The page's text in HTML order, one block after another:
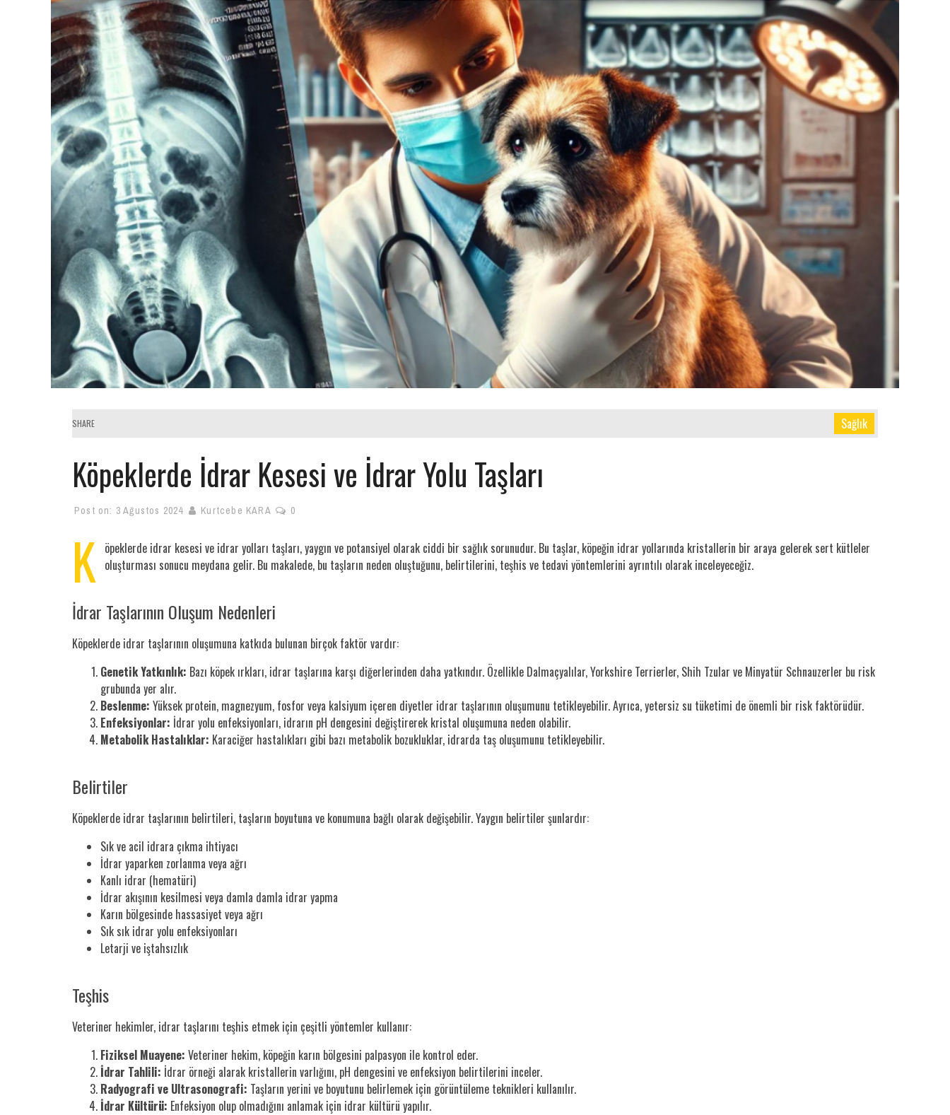
SHARE Sağlık
Köpeklerde İdrar Kesesi ve İdrar Yolu Taşları
Post on: 3 Ağustos 2024 Kurtcebe KARA 0
K öpeklerde idrar kesesi ve idrar yolları taşları, yaygın ve potansiyel olarak ciddi bir sağlık sorunudur. Bu taşlar, köpeğin idrar yollarında kristallerin bir araya gelerek sert kütleler
oluşturması sonucu meydana gelir. Bu makalede, bu taşların neden oluştuğunu, belirtilerini, teşhis ve tedavi yöntemlerini ayrıntılı olarak inceleyeceğiz.
İdrar Taşlarının Oluşum Nedenleri
Köpeklerde idrar taşlarının oluşumuna katkıda bulunan birçok faktör vardır:
Genetik Yatkınlık: Bazı köpek ırkları, idrar taşlarına karşı diğerlerinden daha yatkındır. Özellikle Dalmaçyalılar, Yorkshire Terrierler, Shih Tzular ve Minyatür Schnauzerler bu risk
grubunda yer alır.
Beslenme: Yüksek protein, magnezyum, fosfor veya kalsiyum içeren diyetler idrar taşlarının oluşumunu tetikleyebilir. Ayrıca, yetersiz su tüketimi de önemli bir risk faktörüdür.
Enfeksiyonlar: İdrar yolu enfeksiyonları, idrarın pH dengesini değiştirerek kristal oluşumuna neden olabilir.
Metabolik Hastalıklar: Karaciğer hastalıkları gibi bazı metabolik bozukluklar, idrarda taş oluşumunu tetikleyebilir.
Belirtiler
Köpeklerde idrar taşlarının belirtileri, taşların boyutuna ve konumuna bağlı olarak değişebilir. Yaygın belirtiler şunlardır:
Sık ve acil idrara çıkma ihtiyacı
İdrar yaparken zorlanma veya ağrı
Kanlı idrar (hematüri)
İdrar akışının kesilmesi veya damla damla idrar yapma
Karın bölgesinde hassasiyet veya ağrı
Sık sık idrar yolu enfeksiyonları
Letarji ve iştahsızlık
Teşhis
Veteriner hekimler, idrar taşlarını teşhis etmek için çeşitli yöntemler kullanır:
Fiziksel Muayene: Veteriner hekim, köpeğin karın bölgesini palpasyon ile kontrol eder.
İdrar Tahlili: İdrar örneği alarak kristallerin varlığını, pH dengesini ve enfeksiyon belirtilerini inceler.
Radyografi ve Ultrasonografi: Taşların yerini ve boyutunu belirlemek için görüntüleme teknikleri kullanılır.
İdrar Kültürü: Enfeksiyon olup olmadığını anlamak için idrar kültürü yapılır.